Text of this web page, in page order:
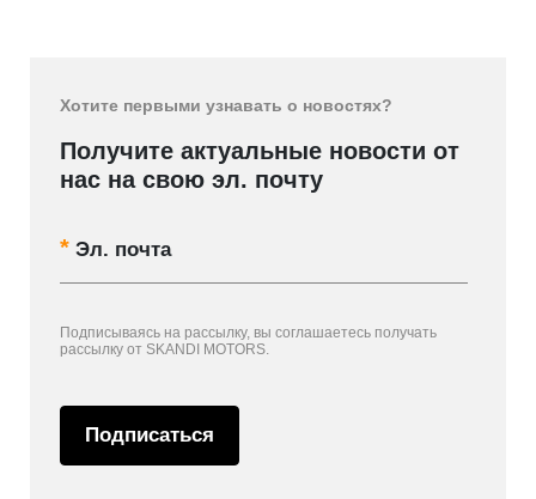
Хотите первыми узнавать о новостях?
Получите актуальные новости от
нас на свою эл. почту
Эл. почта
Подписываясь на рассылку, вы соглашаетесь получать
рассылку от SKANDI MOTORS.
Подписаться